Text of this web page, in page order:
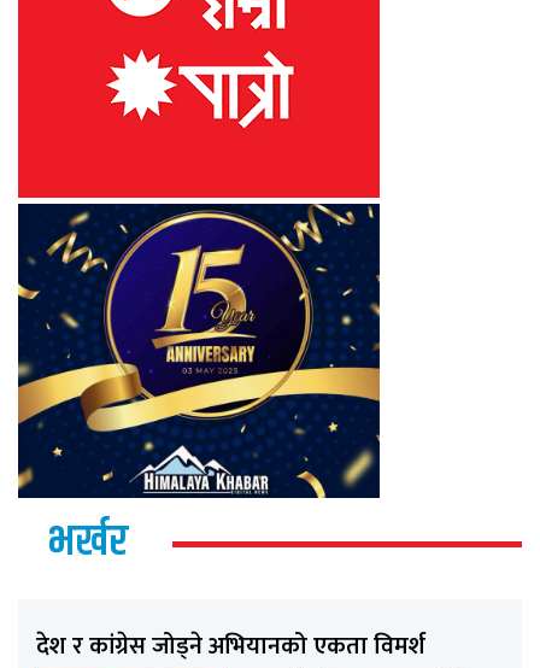
भर्खर
देश र कांग्रेस जोड्ने अभियानको एकता विमर्श